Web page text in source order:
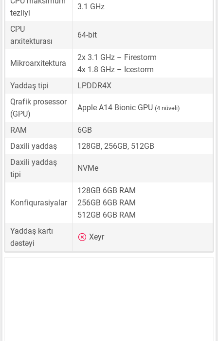
tezliyi
3.1 GHz
CPU
arxitekturası
64-bit
Mikroarxitektura
2x 3.1 GHz – Firestorm
4x 1.8 GHz – Icestorm
Yaddaş tipi
LPDDR4X
Qrafik prosessor
(GPU)
Apple A14 Bionic GPU (4 nüvəli)
RAM
6GB
Daxili yaddaş
128GB, 256GB, 512GB
Daxili yaddaş
tipi
NVMe
Konfiqurasiyalar
128GB 6GB RAM
256GB 6GB RAM
512GB 6GB RAM
Yaddaş kartı
dəstəyi
Xeyr